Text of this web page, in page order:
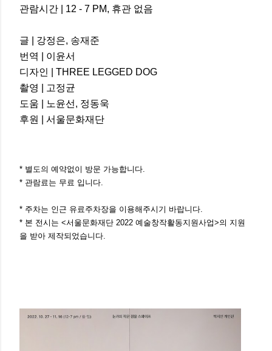
관람시간 | 12 - 7 PM, 휴관 없음
글 | 강정은, 송재준
번역 | 이윤서
디자인 | THREE LEGGED DOG
촬영 | 고정균
도움 | 노윤선, 정동욱
후원 | 서울문화재단
* 별도의 예약없이 방문 가능합니다.
* 관람료는 무료 입니다.
* 주차는 인근 유료주차장을 이용해주시기 바랍니다.
* 본 전시는 <서울문화재단 2022 예술창작활동지원사업>의 지원
을 받아 제작되었습니다.